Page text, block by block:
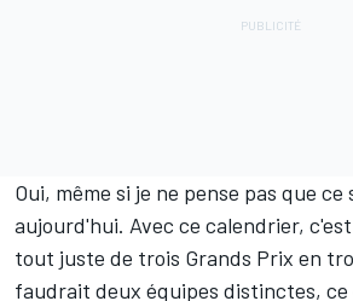
Oui, même si je ne pense pas que
aujourd'hui. Avec ce calendrier,
tout juste de trois Grands Prix en
faudrait deux équipes distinctes,